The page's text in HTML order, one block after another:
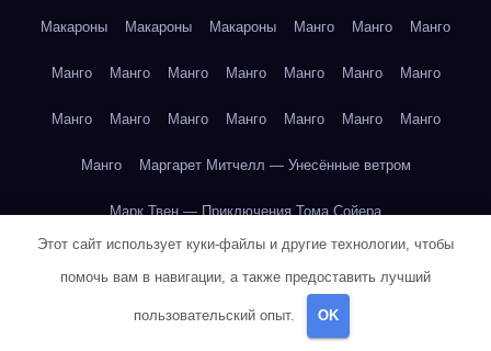
Макароны Макароны Макароны Манго Манго Манго
Манго Манго Манго Манго Манго Манго Манго
Манго Манго Манго Манго Манго Манго Манго
Манго Маргарет Митчелл — Унесённые ветром
Марк Твен — Приключения Тома Сойера
Марк Твен — Приключения Тома Сойера
Этот сайт использует куки-файлы и другие технологии, чтобы
помочь вам в навигации, а также предоставить лучший
пользовательский опыт. OK